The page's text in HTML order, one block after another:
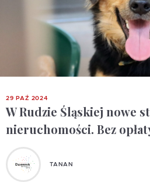
29 PAŹ 2024
W Rudzie Śląskiej nowe
nieruchomości. Bez
TANAN